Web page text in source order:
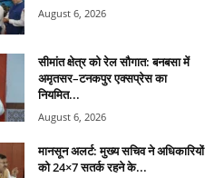
August 6, 2026
सीमांत क्षेत्र को रेल सौगात: बनबसा में
अमृतसर–टनकपुर एक्सप्रेस का
नियमित...
August 6, 2026
मानसून अलर्ट: मुख्य सचिव ने अधिकारियों
को 24×7 सतर्क रहने के...